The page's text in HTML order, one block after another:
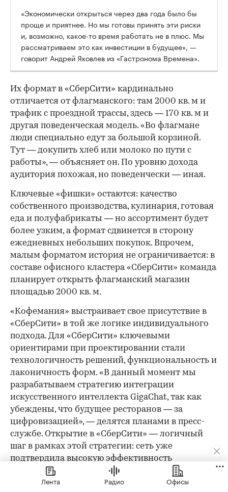
«Экономически открыться через два года было бы
проще и приятнее. Но мы готовы принять эти риски
и, возможно, какое-то время работать не в плюс. Мы
рассматриваем это как инвестиции в будущее», —
говорит Андрей Яковлев из «Гастронома Времена».
Их формат в «СберСити» кардинально
отличается от флагманского: там 2000 кв. м и
трафик с проездной трассы, здесь — 170 кв. м и
другая поведенческая модель. «Во флагмане
люди специально едут за большой корзиной.
Тут — докупить хлеб или молоко по пути с
работы», — объясняет он. По уровню дохода
аудитория похожая, но поведенчески — иная.
Ключевые «фишки» остаются: качество
собственного производства, кулинария, готовая
еда и полуфабрикаты — но ассортимент будет
более узким, а формат сдвинется в сторону
ежедневных небольших покупок. Впрочем,
малым форматом история не ограничивается: в
составе офисного кластера «СберСити» команда
планирует открыть флагманский магазин
площадью 2000 кв. м.
«Кофемания» выстраивает свое присутствие в
«СберСити» в той же логике индивидуального
подхода. Для «СберСити» ключевыми
ориентирами при проектировании стали
технологичность решений, функциональность и
лаконичность форм. «В данный момент мы
разрабатываем стратегию интеграции
искусственного интеллекта GigaChat, так как
убеждены, что будущее ресторанов — за
цифровизацией», — делятся планами в пресс-
службе. Открытие в «СберСити» — логичный
шаг в рамках этой стратегии: сеть уже
подтвердила высокую эффективность
Новорижского направления.
Лента Радио Офисы